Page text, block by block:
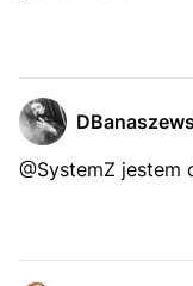
@SystemZ jestem